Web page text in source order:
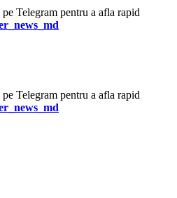
Telegram pentru a afla rapid
Telegram pentru a afla rapid